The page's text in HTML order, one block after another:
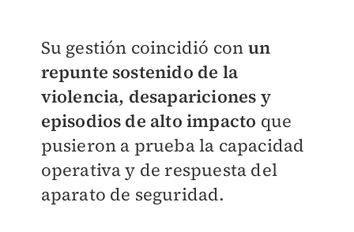
Su gestión coincidió con un
repunte sostenido de la
violencia, desapariciones y
episodios de alto impacto que
pusieron a prueba la capacidad
operativa y de respuesta del
aparato de seguridad.